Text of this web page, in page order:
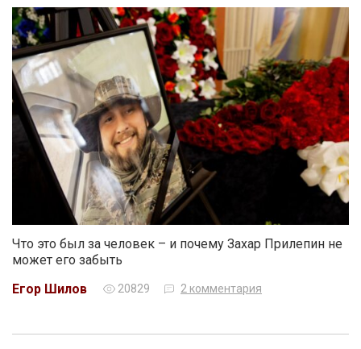
Что это был за человек – и почему Захар Прилепин не
может его забыть
Егор Шилов
20829 2 комментария